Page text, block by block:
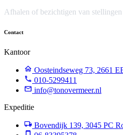
Afhalen of bezichtigen van
Contact
Kantoor
Oosteindseweg 73, 2661
010-5299411
info@tonovermeer.nl
Expeditie
Bovendijk 139, 3045 PC